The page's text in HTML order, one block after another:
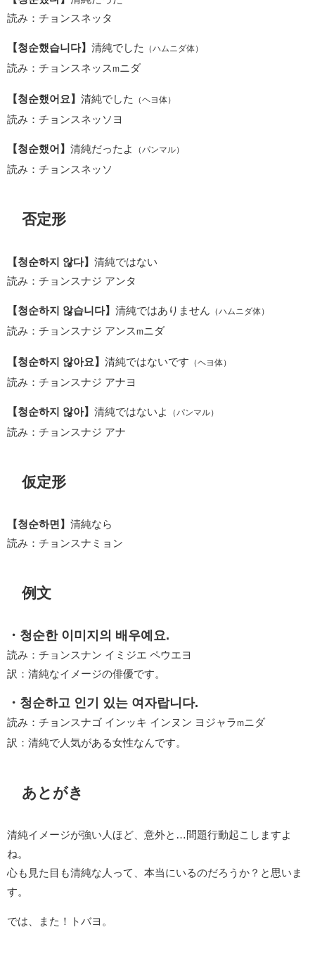
読み：チョンスネッタ
【청순했습니다】 清純でした （ハムニダ体）
読み：チョンスネッスmニダ
【청순했어요】 清純でした （ヘヨ体）
読み：チョンスネッソヨ
【청순했어】 清純だったよ （パンマル）
読み：チョンスネッソ
否定形
【청순하지 않다】 清純ではない
読み：チョンスナジ アンタ
【청순하지 않습니다】 清純ではありません （ハムニダ体）
読み：チョンスナジ アンス m ニダ
【청순하지 않아요】 清純ではないです （ヘヨ体）
読み：チョンスナジ アナヨ
【청순하지 않아】 清純ではないよ （パンマル）
読み：チョンスナジ アナ
仮定形
【청순하면】 清純なら
読み：チョンスナミョン
例文
・청순한 이미지의 배우예요.
読み：チョンスナン イミジエ ペウエヨ
訳：清純なイメージの俳優です。
・청순하고 인기 있는 여자랍니다.
読み：チョンスナゴ インッキ インヌン ヨジャラm ニダ
訳：清純で人気がある女性なんです。
あとがき
清純イメージが強い人ほど、意外と…問題行動起こしますよ
ね。
心も見た目も清純な人って、本当にいるのだろうか？と思いま
す。
では、また！トバヨ。